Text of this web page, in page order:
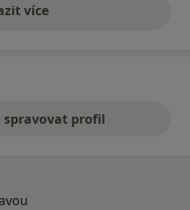
více
výše uvedené názory
spravovat profil